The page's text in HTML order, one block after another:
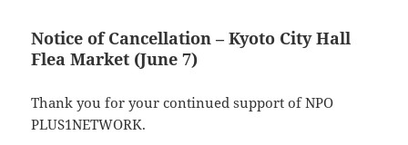
Notice of Cancellation – Kyoto City Hall
Flea Market (June 7)
Thank you for your continued support of NPO
PLUS1NETWORK.